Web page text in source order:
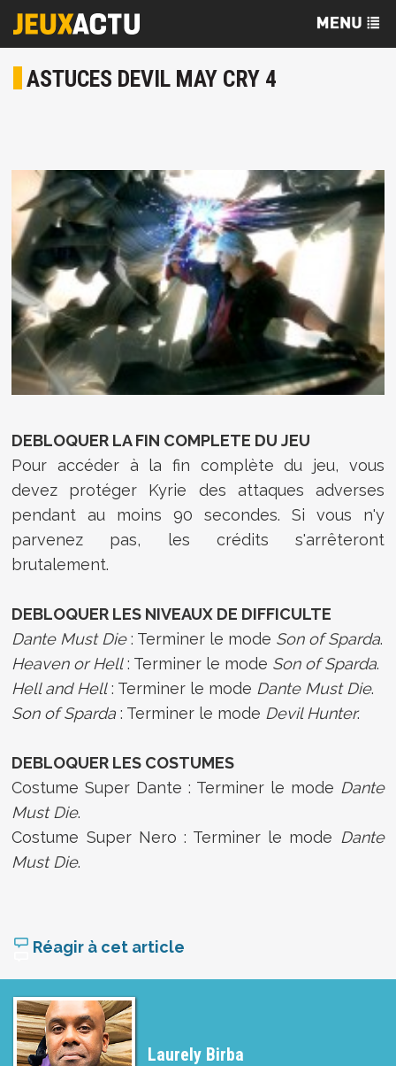
ASTUCES DEVIL MAY CRY 4
DEBLOQUER LA FIN COMPLETE DU JEU
Pour accéder à la fin complète du jeu, vous
devez protéger Kyrie des attaques adverses
pendant au moins 90 secondes. Si vous n'y
parvenez pas, les crédits s'arrêteront
brutalement.
DEBLOQUER LES NIVEAUX DE DIFFICULTE
Dante Must Die: Terminer le mode Son of Sparda.
Heaven or Hell: Terminer le mode Son of Sparda.
Hell and Hell: Terminer le mode Dante Must Die.
Son of Sparda : Terminer le mode Devil Hunter.
DEBLOQUER LES COSTUMES
Costume Super Dante : Terminer le mode Dante
Must Die.
Costume Super Nero : Terminer le mode Dante
Must Die.
Réagir à cet article
Laurely Birba